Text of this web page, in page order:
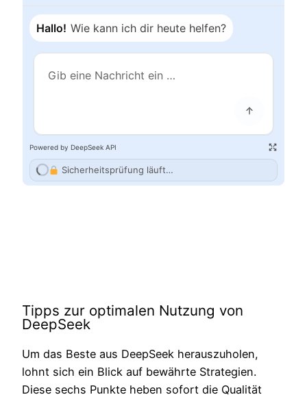
Conversations New Chat
Hallo! Wie kann ich dir heute helfen?
Powered by DeepSeek API
Sicherheitsprüfung läuft…
Tipps zur optimalen Nutzung von
DeepSeek
Um das Beste aus DeepSeek herauszuholen,
lohnt sich ein Blick auf bewährte Strategien.
Diese sechs Punkte heben sofort die Qualität